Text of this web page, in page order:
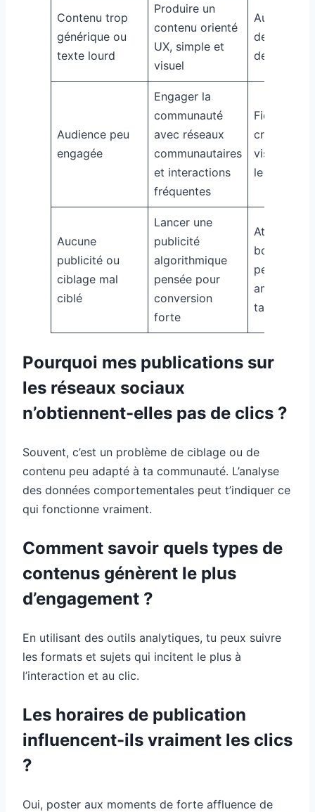
Contenu trop
générique ou
texte lourd
Produire un
contenu orienté
UX, simple et
visuel
de l’intérêt
des clics
Audience peu
engagée
Engager la
communauté
avec réseaux
communautaires
et interactions
fréquentes
croissance
visibilité
le long
Aucune
publicité ou
ciblage mal
ciblé
Lancer une
publicité
algorithmique
pensée pour
conversion
forte
Atteindre
bonnes
personnes
améliorer
taux de clic
Pourquoi mes publications sur
les réseaux sociaux
n’obtiennent-elles pas de clics ?
Souvent, c’est un problème de ciblage ou de
contenu peu adapté à ta communauté. L’analyse
des données comportementales peut t’indiquer ce
qui fonctionne vraiment.
Comment savoir quels types de
contenus génèrent le plus
d’engagement ?
En utilisant des outils analytiques, tu peux suivre
les formats et sujets qui incitent le plus à
l’interaction et au clic.
Les horaires de publication
influencent-ils vraiment les clics
?
Oui, poster aux moments de forte affluence de